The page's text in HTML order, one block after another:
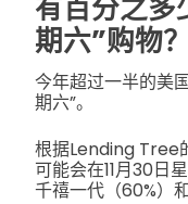
有百分之多
期六”购物？
今年超过一半的美
期六”。
根据Lending Tree
可能会在11月30日
千禧一代（60%）